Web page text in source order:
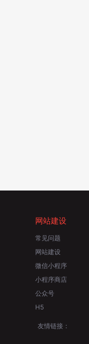
网站建设
常见问题
网站建设
微信小程序
小程序商店
公众号
H5
友情链接：